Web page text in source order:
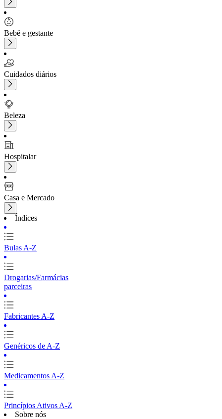
Bebê e gestante
Cuidados diários
Beleza
Hospitalar
Casa e Mercado
Índices
Bulas A-Z
Drogarias/Farmácias
parceiras
Fabricantes A-Z
Genéricos de A-Z
Medicamentos A-Z
Princípios Ativos A-Z
Sobre nós